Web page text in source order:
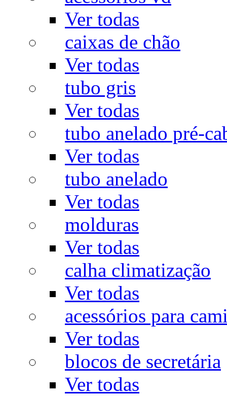
Ver todas
caixas de chão
Ver todas
tubo gris
Ver todas
tubo anelado pré-
Ver todas
tubo anelado
Ver todas
molduras
Ver todas
calha climatização
Ver todas
acessórios para
Ver todas
blocos de secretária
Ver todas